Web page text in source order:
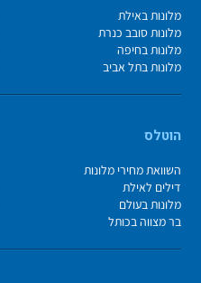
מלונות באילת
מלונות סובב כנרת
מלונות בחיפה
מלונות בתל אביב
הוטלס
השוואת מחירי מלונות
דילים לאילת
מלונות בעולם
בר מצווה בכותל